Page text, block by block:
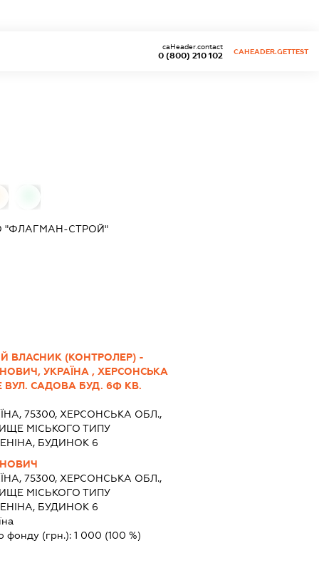
0 (800) 210 102
caHeader.contact
CAHEADER.GETTEST
"ФЛАГМАН-СТРОЙ"
ВЛАСНИК (КОНТРОЛЕР) -
УКРАЇНА , ХЕРСОНСЬКА
ВУЛ. САДОВА БУД. 6Ф КВ.
75300, ХЕРСОНСЬКА ОБЛ.,
МІСЬКОГО ТИПУ
БУДИНОК 6
75300, ХЕРСОНСЬКА ОБЛ.,
МІСЬКОГО ТИПУ
БУДИНОК 6
фонду (грн.):1 000 (100 %)